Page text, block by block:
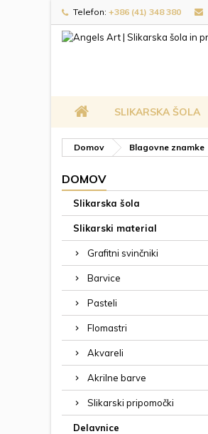
Telefon: +386 (41) 348 380
SLIKARSKA ŠOLA
Domov Blagovne znamke
DOMOV
Slikarska šola
Slikarski material
Grafitni svinčniki
Barvice
Pasteli
Flomastri
Akvareli
Akrilne barve
Slikarski pripomočki
Delavnice